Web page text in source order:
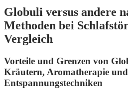
Globuli versus andere
Methoden bei
Vergleich
Vorteile und Grenzen von
Kräutern, Aromatherapie und
Entspannungstechniken